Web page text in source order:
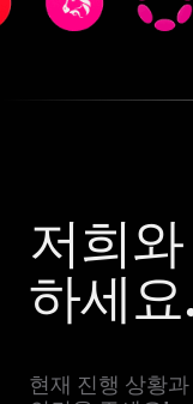
저희
하세요
현재 진행 상황